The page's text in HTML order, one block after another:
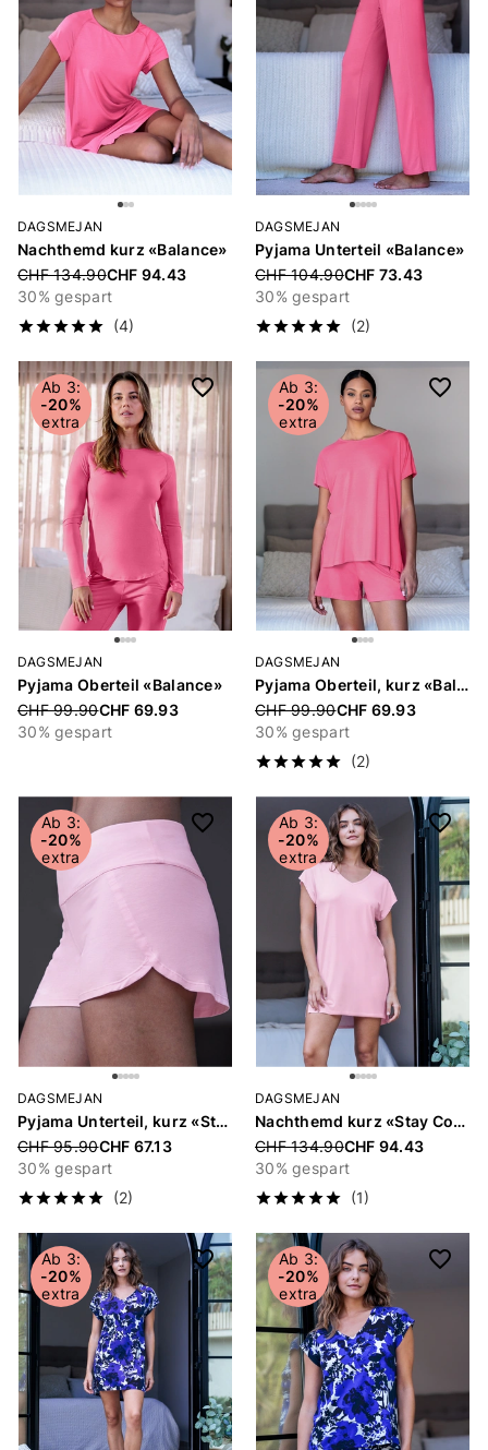
DAGSMEJAN
Nachthemd kurz «Balance»
Price reduced from
CHF 134.90CHF 94.43
30% gespart
(4)
DAGSMEJAN
Pyjama Unterteil «Balance»
Price reduced from
CHF 104.90CHF 73.43
30% gespart
(2)
Ab 3:
-20%
extra
DAGSMEJAN
Pyjama Oberteil «Balance»
Price reduced from
CHF 99.90CHF 69.93
30% gespart
Ab 3:
-20%
extra
DAGSMEJAN
Pyjama Oberteil, kurz «Balance»
Price reduced from
CHF 99.90CHF 69.93
30% gespart
(2)
Ab 3:
-20%
extra
DAGSMEJAN
Pyjama Unterteil, kurz «Stay Cool»
Price reduced from
CHF 95.90CHF 67.13
30% gespart
(2)
Ab 3:
-20%
extra
DAGSMEJAN
Nachthemd kurz «Stay Cool»
Price reduced from
CHF 134.90CHF 94.43
30% gespart
(1)
Ab 3:
-20%
extra
Ab 3:
-20%
extra